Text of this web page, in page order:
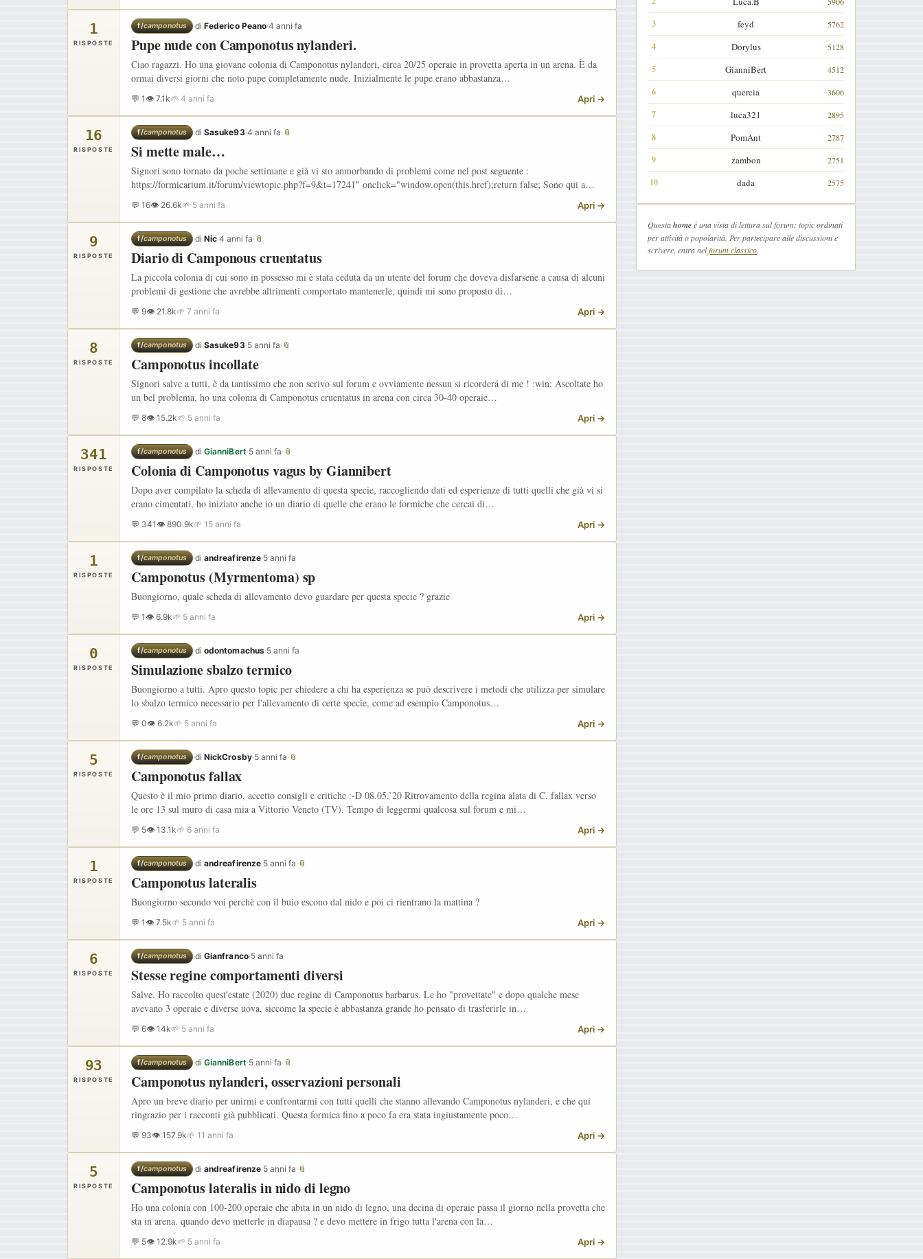
1
RISPOSTE
f/camponotus ·diFederico Peano·4 anni fa
Pupe nude con Camponotus nylanderi.
Ciao ragazzi. Ho una giovane colonia di Camponotus nylanderi, circa 20/25 operaie in provetta aperta in un arena. È da
ormai diversi giorni che noto pupe completamente nude. Inizialmente le pupe erano abbastanza…
💬 1 👁 7.1k🌱 4 anni fa Apri →
16
RISPOSTE
f/camponotus ·diSasuke93·4 anni fa·📎
Si mette male…
Signori sono tornato da poche settimane e già vi sto anmorbando di problemi come nel post seguente :
https://formicarium.it/forum/viewtopic.php?f=9&t=17241" onclick="window.open(this.href);return false; Sono qui a…
💬 16👁 26.6k🌱 5 anni fa Apri →
9
RISPOSTE
f/camponotus ·diNic·4 anni fa· 📎
Diario di Camponous cruentatus
La piccola colonia di cui sono in possesso mi è stata ceduta da un utente del forum che doveva disfarsene a causa di alcuni
problemi di gestione che avrebbe altrimenti comportato mantenerle, quindi mi sono proposto di…
💬 9👁 21.8k🌱 7 anni fa Apri →
8
RISPOSTE
f/camponotus ·diSasuke93·5 anni fa·📎
Camponotus incollate
Signori salve a tutti, è da tantissimo che non scrivo sul forum e ovviamente nessun si ricorderá di me ! :win: Ascoltate ho
un bel problema, ho una colonia di Camponotus cruentatus in arena con circa 30-40 operaie…
💬 8👁 15.2k🌱 5 anni fa Apri →
341
RISPOSTE
f/camponotus ·diGianniBert·5 anni fa·📎
Colonia di Camponotus vagus by Giannibert
Dopo aver compilato la scheda di allevamento di questa specie, raccogliendo dati ed esperienze di tutti quelli che già vi si
erano cimentati, ho iniziato anche io un diario di quelle che erano le formiche che cercai di…
💬 341 👁 890.9k🌱 15 anni fa Apri →
1
RISPOSTE
f/camponotus ·diandreafirenze·5 anni fa
Camponotus (Myrmentoma) sp
Buongiorno, quale scheda di allevamento devo guardare per questa specie ? grazie
💬 1 👁 6.9k🌱 5 anni fa Apri →
0
RISPOSTE
f/camponotus ·diodontomachus·5 anni fa
Simulazione sbalzo termico
Buongiorno a tutti. Apro questo topic per chiedere a chi ha esperienza se può descrivere i metodi che utilizza per simulare
lo sbalzo termico necessario per l'allevamento di certe specie, come ad esempio Camponotus…
💬 0👁 6.2k🌱 5 anni fa Apri →
5
RISPOSTE
f/camponotus ·diNickCrosby·5 anni fa·📎
Camponotus fallax
Questo è il mio primo diario, accetto consigli e critiche :-D 08.05.’20 Ritrovamento della regina alata di C. fallax verso
le ore 13 sul muro di casa mia a Vittorio Veneto (TV). Tempo di leggermi qualcosa sul forum e mi…
💬 5👁 13.1k🌱 6 anni fa Apri →
1
RISPOSTE
f/camponotus ·diandreafirenze·5 anni fa·📎
Camponotus lateralis
Buongiorno secondo voi perchè con il buio escono dal nido e poi ci rientrano la mattina ?
💬 1 👁 7.5k🌱 5 anni fa Apri →
6
RISPOSTE
f/camponotus ·diGianfranco·5 anni fa
Stesse regine comportamenti diversi
Salve. Ho raccolto quest'estate (2020) due regine di Camponotus barbarus. Le ho "provettate" e dopo qualche mese
avevano 3 operaie e diverse uova, siccome la specie è abbastanza grande ho pensato di trasferirle in…
💬 6👁 14k🌱 5 anni fa Apri →
93
RISPOSTE
f/camponotus ·diGianniBert·5 anni fa·📎
Camponotus nylanderi, osservazioni personali
Apro un breve diario per unirmi e confrontarmi con tutti quelli che stanno allevando Camponotus nylanderi, e che qui
ringrazio per i racconti già pubblicati. Questa formica fino a poco fa era stata ingiustamente poco…
💬 93👁 157.9k🌱 11 anni fa Apri →
5
RISPOSTE
f/camponotus ·diandreafirenze·5 anni fa·📎
Camponotus lateralis in nido di legno
Ho una colonia con 100-200 operaie che abita in un nido di legno, una decina di operaie passa il giorno nella provetta che
sta in arena. quando devo metterle in diapausa ? e devo mettere in frigo tutta l'arena con la…
💬 5👁 12.9k🌱 5 anni fa Apri →
feyd 5762
Dorylus 5128
GianniBert 4512
quercia 3606
luca321 2895
PomAnt 2787
zambon 2751
dada 2575
Questahomeè una vista di lettura sul forum: topic ordinati
per attività o popolarità. Per partecipare alle discussioni e
scrivere, entra nelforum classico